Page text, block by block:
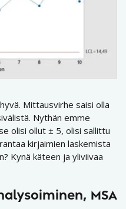
Mittausvirhe saisi olla
Nythän emme
olisi ollut ± 5, olisi sallittu
kirjaimien laskemista
Kynä käteen ja yliviivaa
MSA